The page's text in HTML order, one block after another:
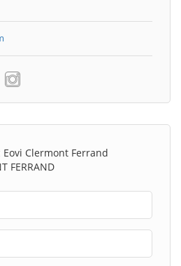
Eovi Clermont Ferrand
FERRAND